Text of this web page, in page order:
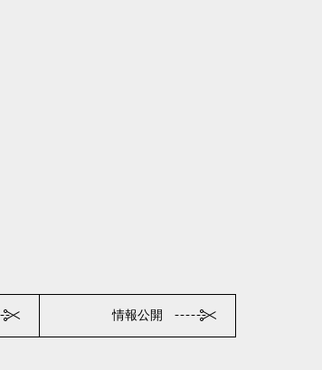
情報公開